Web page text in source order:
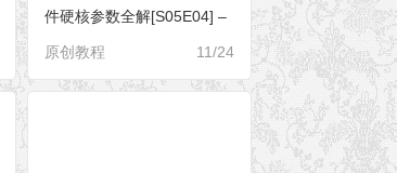
件硬核参数全解[S05E04] –
Flocking（植绒/蜂拥）
原创教程 11/24